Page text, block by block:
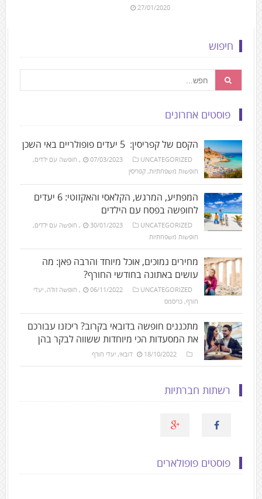
27/01/2020
חיפוש
פוסטים אחרונים
הקסם של קפריסין: 5 יעדים פופולריים באי השכן
07/03/2023 UNCATEGORIZED
, חופשה עם ילדים,
חופשות משפחתיות, קפריסין
המפתיע, המרגש, הקלאסי והאקזוטי: 6 יעדים
לחופשה בפסח עם הילדים
30/01/2023 UNCATEGORIZED
, חופשה עם ילדים,
חופשות משפחתיות
מחירים נמוכים, אוכל מיוחד והרבה פאן: מה
עושים באתונה בחודשי החורף?
06/11/2022 UNCATEGORIZED
, חופשה זולה, יעדי
חורף, כריסמס
מתכננים חופשה בדובאי בקרוב? ריכזנו עבורכם
את המסעדות הכי מיוחדות ששווה לבקר בהן
18/10/2022 דובאי, יעדי חורף
רשתות חברתיות
פוסטים פופולארים